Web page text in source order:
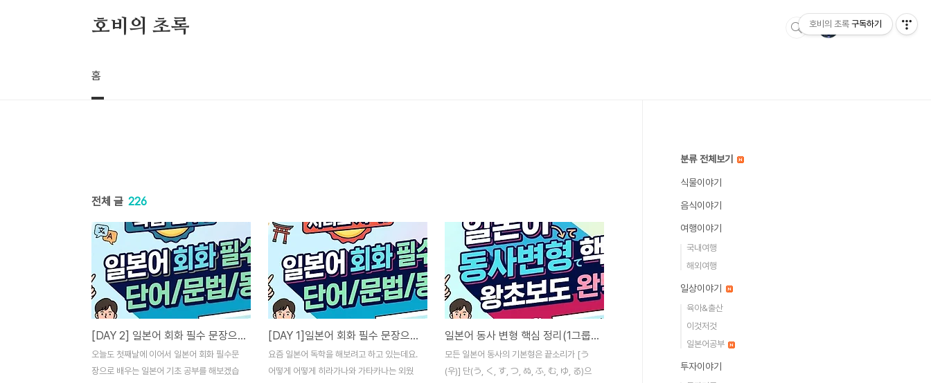
호비의 초록
홈
전체 글 226
[DAY 2] 일본어 회화 필수 문장으로 배우는 단어·문법·동사 정리
오늘도 첫째날에 이어서 일본어 회화 필수문
장으로 배우는 일본어 기초 공부를 해보겠습
[DAY 1]일본어 회화 필수 문장으로 배우는 단어·문법·동사 정리
요즘 일본어 독학을 해보려고 하고 있는데요.
어떻게 어떻게 히라가나와 가타카나는 외웠
일본어 동사 변형 핵심 정리(1그룹, 2그룹, 3그룹)
모든 일본어 동사의 기본형은 끝소리가 [う
(우)] 단(う, く, す, つ, ぬ, ふ, む, ゆ, る)으
분류 전체보기
식물이야기
음식이야기
여행이야기
국내여행
해외여행
일상이야기
육아&출산
이것저것
일본어공부
투자이야기
호비의 초록 구독하기